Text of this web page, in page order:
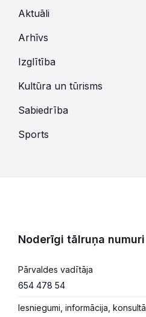
Aktuāli
Arhīvs
Izglītība
Kultūra un tūrisms
Sabiedrība
Sports
Noderīgi tālruņa numuri
Pārvaldes vadītāja
654 478 54
Iesniegumi, informācija,